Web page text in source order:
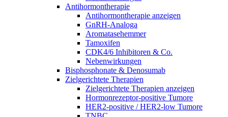
Antihormontherapie
Antihormontherapie anzeigen
GnRH-Analoga
Aromatasehemmer
Tamoxifen
CDK4/6 Inhibitoren & Co.
Nebenwirkungen
Bisphosphonate & Denosumab
Zielgerichtete Therapien
Zielgerichtete Therapien anzeigen
Hormonrezeptor-positive Tumore
HER2-positive / HER2-low Tumore